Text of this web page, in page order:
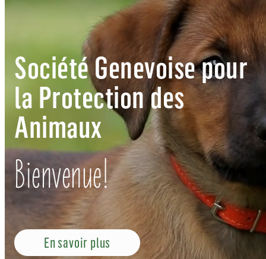
Société Genevoise pour
la Protection des
Animaux
Bienvenue!
En savoir plus